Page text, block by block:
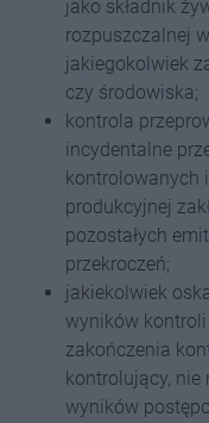
jako składnik
rozpuszczalnej
jakiegokolwiek
czy środowiska;
kontrola
incydentalne
kontrolowanych
produkcyjnej
pozostałych
przekroczeń;
jakiekolwiek
wyników
zakończenia
kontrolujący,
wyników